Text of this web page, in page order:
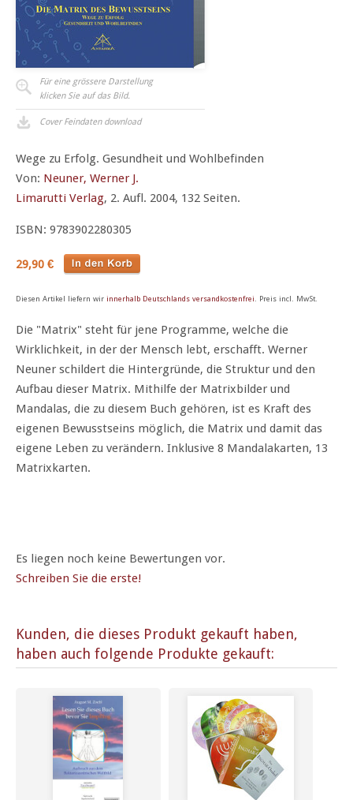
Für eine grössere Darstellung
klicken Sie auf das Bild.
Cover Feindaten download
Wege zu Erfolg. Gesundheit und Wohlbefinden
Von: Neuner, Werner J.
Limarutti Verlag, 2. Aufl. 2004, 132 Seiten.
ISBN: 9783902280305
29,90 €
Diesen Artikel liefern wir innerhalb Deutschlands versandkostenfrei . Preis incl. MwSt.
Die "Matrix" steht für jene Programme, welche die
Wirklichkeit, in der der Mensch lebt, erschafft. Werner
Neuner schildert die Hintergründe, die Struktur und den
Aufbau dieser Matrix. Mithilfe der Matrixbilder und
Mandalas, die zu diesem Buch gehören, ist es Kraft des
eigenen Bewusstseins möglich, die Matrix und damit das
eigene Leben zu verändern. Inklusive 8 Mandalakarten, 13
Matrixkarten.
Es liegen noch keine Bewertungen vor.
Schreiben Sie die erste!
Kunden, die dieses Produkt gekauft haben,
haben auch folgende Produkte gekauft: